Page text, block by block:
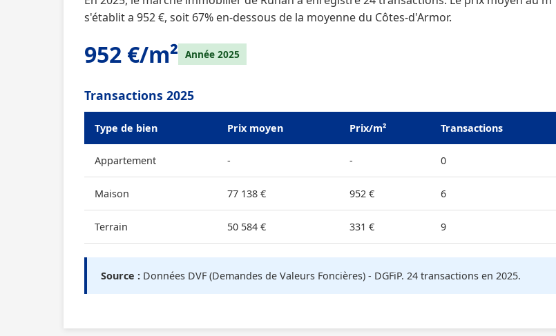
s'établit a 952 €, soit 67% en-dessous de la moyenne du Côtes-d'Armor.
952 €/m² Année 2025
Transactions 2025
Type de bien Prix moyen Prix/m² Transactions
Appartement - - 0
Maison 77 138 € 952 € 6
Terrain 50 584 € 331 € 9
Source : Données DVF (Demandes de Valeurs Foncières) - DGFiP. 24 transactions en 2025.